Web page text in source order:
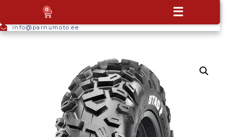
info@parnumoto.ee
0 ☰